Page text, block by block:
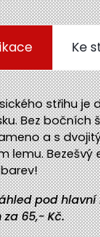
Ke
střihu je
Bez bočních
a s
lemu. Bezešvý
pod hlavní
65,- Kč.